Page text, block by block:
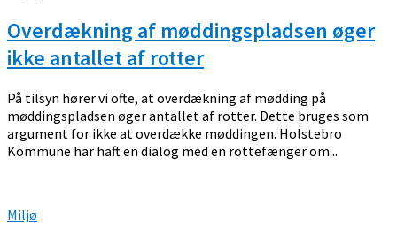
Overdækning af møddingspladsen øger
ikke antallet af rotter
På tilsyn hører vi ofte, at overdækning af mødding på
møddingspladsen øger antallet af rotter. Dette bruges som
argument for ikke at overdække møddingen. Holstebro
Kommune har haft en dialog med en rottefænger om...
Miljø